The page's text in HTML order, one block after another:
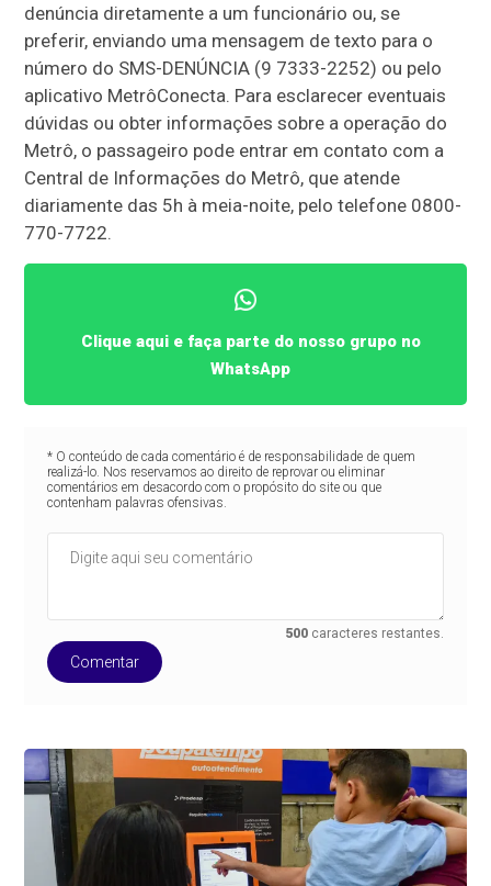
denúncia diretamente a um funcionário ou, se
preferir, enviando uma mensagem de texto para o
número do SMS-DENÚNCIA (9 7333-2252) ou pelo
aplicativo MetrôConecta. Para esclarecer eventuais
dúvidas ou obter informações sobre a operação do
Metrô, o passageiro pode entrar em contato com a
Central de Informações do Metrô, que atende
diariamente das 5h à meia-noite, pelo telefone 0800-
770-7722.
Clique aqui e faça parte do nosso grupo no
WhatsApp
* O conteúdo de cada comentário é de responsabilidade de quem
realizá-lo. Nos reservamos ao direito de reprovar ou eliminar
comentários em desacordo com o propósito do site ou que
contenham palavras ofensivas.
500 caracteres restantes.
Comentar